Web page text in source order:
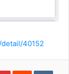
40152